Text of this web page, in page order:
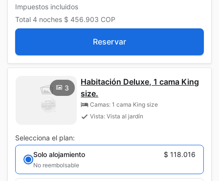
Impuestos incluidos
Total 4 noches $ 456.903 COP
Reservar
3
Habitación Deluxe, 1 cama King
size.
Camas: 1 cama King size
Vista: Vista al jardín
Selecciona el plan:
Solo alojamiento
$ 118.016
No reembolsable